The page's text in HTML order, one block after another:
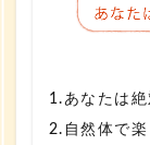
1.あなたは絶
2.自然体で楽